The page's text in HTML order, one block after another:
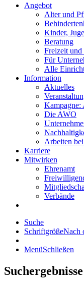
Angebot
Alter und
Kinder,
Beratung
Freizeit und
Für
Alle
Information
Aktuelles
Kampagne:
Die AWO
Arbeiten
Karriere
Mitwirken
Ehrenamt
Verbände
Suche
SchriftgrößeNach
MenüSchließen
Suchergebnisse